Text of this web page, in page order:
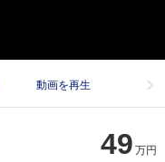
動画を再生
49 万円